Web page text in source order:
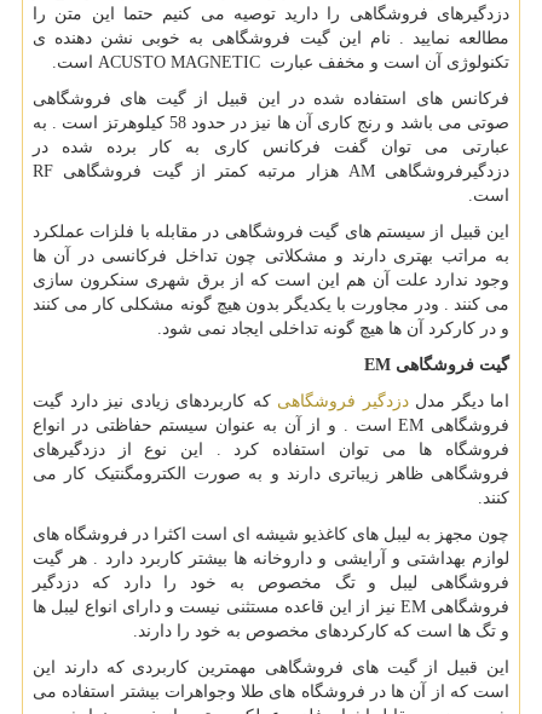
دزدگیرهای فروشگاهی را دارید توصیه می کنیم حتما این متن را
مطالعه نمایید . نام این گیت فروشگاهی به خوبی نشن دهنده ی
تکنولوژی آن است و مخفف عبارت ACUSTO MAGNETIC است.
فرکانس های استفاده شده در این قبیل از گیت های فروشگاهی
صوتی می باشد و رنج کاری آن ها نیز در حدود 58 کیلوهرتز است . به
عبارتی می توان گفت فرکانس کاری به کار برده شده در
دزدگیرفروشگاهیAM هزار مرتبه کمتر از گیت فروشگاهی RF
است.
این قبیل از سیستم های گیت فروشگاهی در مقابله با فلزات عملکرد
به مراتب بهتری دارند و مشکلاتی چون تداخل فرکانسی در آن ها
وجود ندارد علت آن هم این است که از برق شهری سنکرون سازی
می کنند . ودر مجاورت با یکدیگر بدون هیچ گونه مشکلی کار می کنند
و در کارکرد آن ها هیچ گونه تداخلی ایجاد نمی شود.
گیت فروشگاهی EM
اما دیگر مدلدزدگیر فروشگاهی که کاربردهای زیادی نیز دارد گیت
فروشگاهی EMاست . و از آن به عنوان سیستم حفاظتی در انواع
فروشگاه ها می توان استفاده کرد . این نوع از دزدگیرهای
فروشگاهی ظاهر زیباتری دارند و به صورت الکترومگنتیک کار می
کنند.
چون مجهز به لیبل های کاغذیو شیشه ای است اکثرا در فروشگاه های
لوازم بهداشتی و آرایشی و داروخانه ها بیشتر کاربرد دارد . هر گیت
فروشگاهی لیبل و تگ مخصوص به خود را دارد که دزدگیر
فروشگاهیEM نیز از این قاعده مستثنی نیست و دارای انواع لیبل ها
و تگ ها است که کارکردهای مخصوص به خود را دارند.
این قبیل از گیت های فروشگاهی مهمترین کاربردی که دارند این
است که از آن ها در فروشگاه های طلا وجواهرات بیشتر استفاده می